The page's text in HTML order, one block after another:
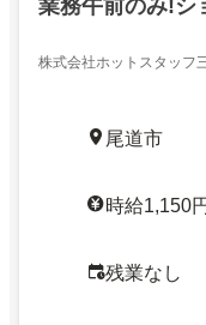
業務午前のみ!シ
株式会社ホットスタッフ
尾道市
時給1,150
残業なし